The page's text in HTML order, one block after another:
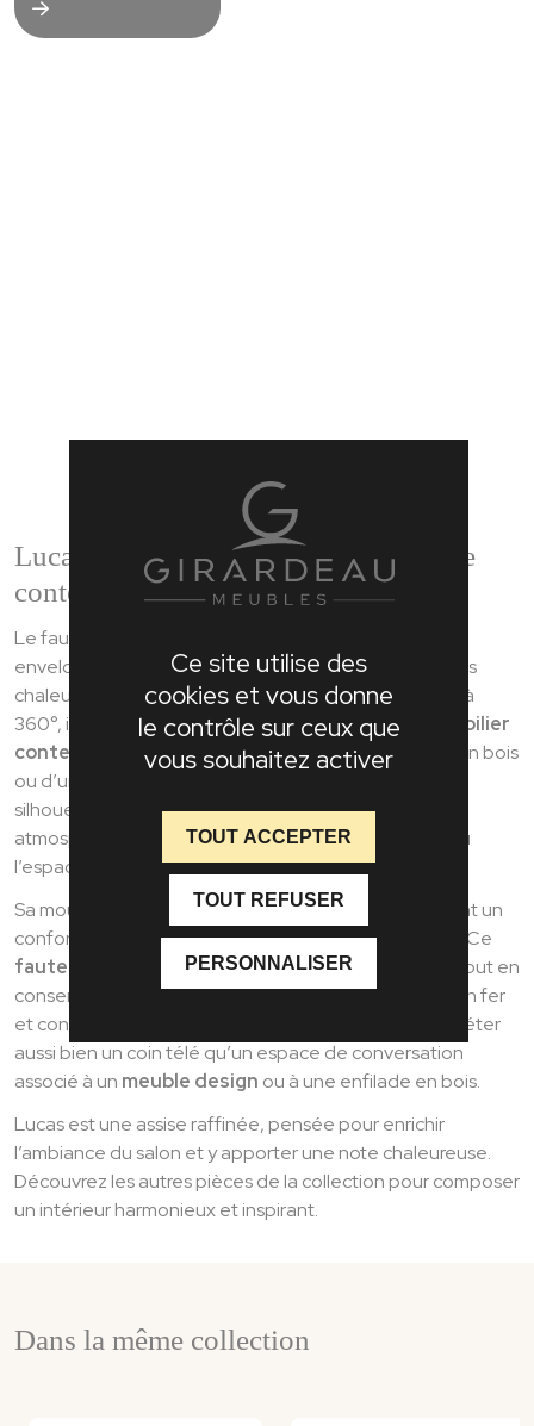
Lucas : un fauteuil accueillant au style
contemporain
Le fauteuil Lucas se distingue par ses lignes
enveloppantes et son revêtement en tissu aux teintes
chaleureuses, du blanc crème au terracotta. Pivotant à
360°, il s’intègre parfaitement dans un univers de
mobilier
contemporain, près d’un buffet bas, d’une vitrine en bois
ou d’une table de salon aux matières naturelles. Sa
silhouette généreuse crée immédiatement une
atmosphère confortable et élégante dans le salon ou
l’espace lecture.
Sa mousse haute densité et son assise douce assurent un
confort durable, idéal pour les moments de détente. Ce
fauteuil de salon
devient alors un véritable cocon, tout en
conservant une allure moderne grâce à sa structure en fer
et contreplaqué. Sa polyvalence lui permet de compléter
aussi bien un coin télé qu’un espace de conversation
associé à un meuble design ou à une enfilade en bois.
Lucas est une assise raffinée, pensée pour enrichir
l’ambiance du salon et y apporter une note chaleureuse.
Découvrez les autres pièces de la collection pour composer
un intérieur harmonieux et inspirant.
Dans la même collection
Ce site utilise des
cookies et vous donne
le contrôle sur ceux que
vous souhaitez activer
TOUT ACCEPTER
TOUT REFUSER
PERSONNALISER